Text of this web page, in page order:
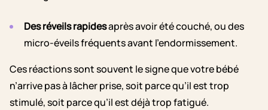
Des réveils rapidesaprès avoir été couché, ou des
micro-éveils fréquents avant l’endormissement.
Ces réactions sont souvent le signe que votre bébé
n’arrive pas à lâcher prise, soit parce qu’il est trop
stimulé, soit parce qu’il est déjà trop fatigué.